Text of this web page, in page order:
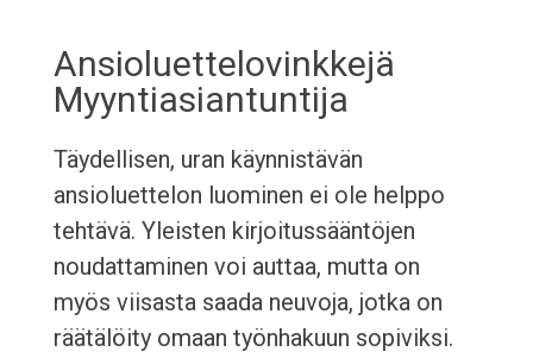
Ansioluettelovinkkejä
Myyntiasiantuntija
Täydellisen, uran käynnistävän
ansioluettelon luominen ei ole helppo
tehtävä. Yleisten kirjoitussääntöjen
noudattaminen voi auttaa, mutta on
myös viisasta saada neuvoja, jotka on
räätälöity omaan työnhakuun sopiviksi.